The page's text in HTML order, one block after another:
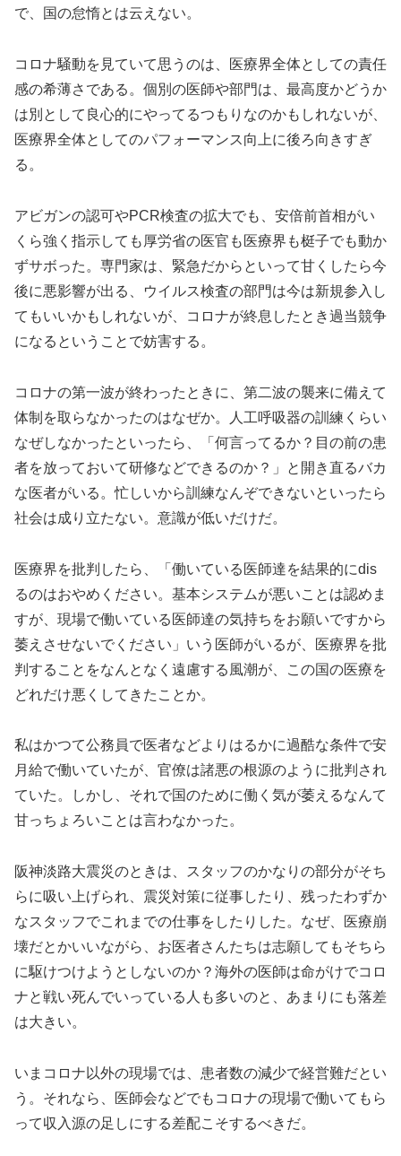
で、国の怠惰とは云えない。
コロナ騒動を見ていて思うのは、医療界全体としての責任
感の希薄さである。個別の医師や部門は、最高度かどうか
は別として良心的にやってるつもりなのかもしれないが、
医療界全体としてのパフォーマンス向上に後ろ向きすぎ
る。
アビガンの認可やPCR検査の拡大でも、安倍前首相がい
くら強く指示しても厚労省の医官も医療界も梃子でも動か
ずサボった。専門家は、緊急だからといって甘くしたら今
後に悪影響が出る、ウイルス検査の部門は今は新規参入し
てもいいかもしれないが、コロナが終息したとき過当競争
になるということで妨害する。
コロナの第一波が終わったときに、第二波の襲来に備えて
体制を取らなかったのはなぜか。人工呼吸器の訓練くらい
なぜしなかったといったら、「何言ってるか？目の前の患
者を放っておいて研修などできるのか？」と開き直るバカ
な医者がいる。忙しいから訓練なんぞできないといったら
社会は成り立たない。意識が低いだけだ。
医療界を批判したら、「働いている医師達を結果的にdis
るのはおやめください。基本システムが悪いことは認めま
すが、現場で働いている医師達の気持ちをお願いですから
萎えさせないでください」いう医師がいるが、医療界を批
判することをなんとなく遠慮する風潮が、この国の医療を
どれだけ悪くしてきたことか。
私はかつて公務員で医者などよりはるかに過酷な条件で安
月給で働いていたが、官僚は諸悪の根源のように批判され
ていた。しかし、それで国のために働く気が萎えるなんて
甘っちょろいことは言わなかった。
阪神淡路大震災のときは、スタッフのかなりの部分がそち
らに吸い上げられ、震災対策に従事したり、残ったわずか
なスタッフでこれまでの仕事をしたりした。なぜ、医療崩
壊だとかいいながら、お医者さんたちは志願してもそちら
に駆けつけようとしないのか？海外の医師は命がけでコロ
ナと戦い死んでいっている人も多いのと、あまりにも落差
は大きい。
いまコロナ以外の現場では、患者数の減少で経営難だとい
う。それなら、医師会などでもコロナの現場で働いてもら
って収入源の足しにする差配こそするべきだ。